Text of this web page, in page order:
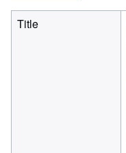
Title